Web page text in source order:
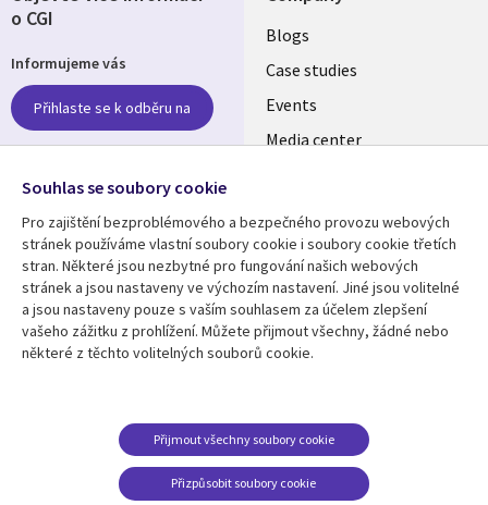
Useful
links
CZECH
REPUBLIC
Blogs
Case studies
Events
Media center
Resource center
Library
REPUBLIC
Articles
Support
Legal
REPUBLIC
Privacy
Cookie Consent
o CGI
Informujeme vás
Přihlaste se k odběru na
Follow us
Social
Media
CZECH
REPUBLIC
Souhlas se soubory cookie
Pro zajištění bezproblémového a bezpečného provozu webových
stránek používáme vlastní soubory cookie i soubory cookie třetích
stran. Některé jsou nezbytné pro fungování našich webových
stránek a jsou nastaveny ve výchozím nastavení. Jiné jsou volitelné
a jsou nastaveny pouze s vaším souhlasem za účelem zlepšení
vašeho zážitku z prohlížení. Můžete přijmout všechny, žádné nebo
některé z těchto volitelných souborů cookie.
Přizpůsobit soubory cookie
Přijmout všechny soubory cookie